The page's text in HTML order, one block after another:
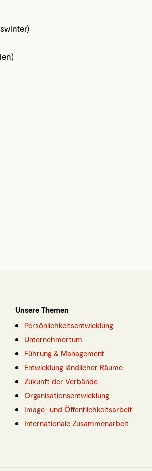
Unsere Themen
Persönlichkeitsentwicklung
Unternehmertum
Führung & Management
Entwicklung ländlicher Räume
Zukunft der Verbände
Organisationsentwicklung
Image- und Öffentlichkeitsarbeit
Internationale Zusammenarbeit